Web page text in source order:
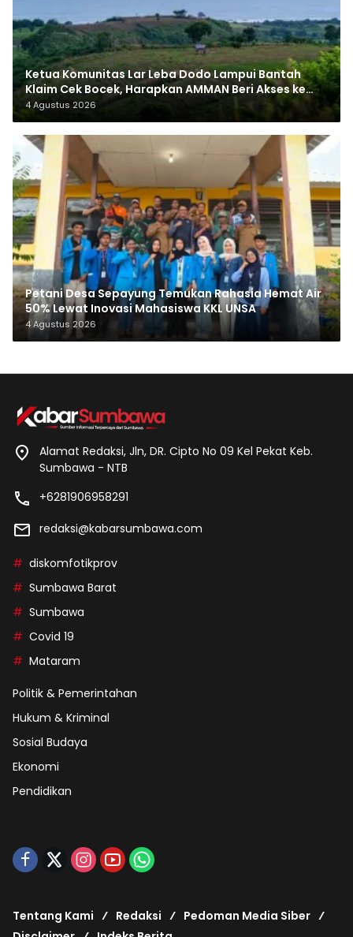
Ketua Komunitas Lar Leba Dodo Lampui Bantah
Klaim Cek Bocek, Harapkan AMMAN Beri Akses ke
Makam Leluhur
4 Agustus 2026
Petani Desa Sepayung Temukan Rahasia Hemat Air
50% Lewat Inovasi Mahasiswa KKL UNSA
4 Agustus 2026
Alamat Redaksi, Jln, DR. Cipto No 09 Kel Pekat Keb.
Sumbawa - NTB
+6281906958291
redaksi@kabarsumbawa.com
diskomfotikprov
Sumbawa Barat
Sumbawa
Covid 19
Mataram
Politik & Pemerintahan
Hukum & Kriminal
Sosial Budaya
Ekonomi
Pendidikan
Tentang Kami Redaksi
Pedoman Media Siber